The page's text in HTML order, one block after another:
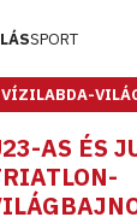
SPORT
AS ÉS